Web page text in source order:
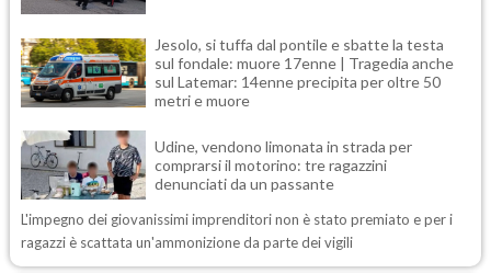
Jesolo, si tuffa dal pontile e sbatte la testa
sul fondale: muore 17enne | Tragedia anche
sul Latemar: 14enne precipita per oltre 50
metri e muore
Udine, vendono limonata in strada per
comprarsi il motorino: tre ragazzini
denunciati da un passante
L'impegno dei giovanissimi imprenditori non è stato premiato e per i
ragazzi è scattata un'ammonizione da parte dei vigili